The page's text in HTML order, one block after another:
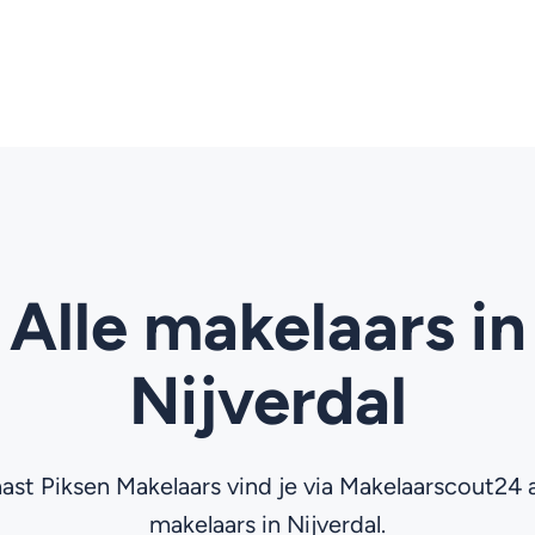
Alle makelaars in
Nijverdal
Piksen Makelaars vind je via Makelaarscout24
makelaars in Nijverdal.